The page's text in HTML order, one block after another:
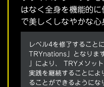
はなく全身を機能的
で美しくしなやかな心
レベル4を修了すること
TRYnations」となり
」により、 TRYメソッ
実践を継続することによ
ることができるようにな